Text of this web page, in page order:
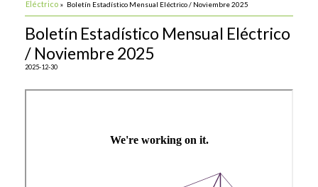
Eléctrico » Boletín Estadístico Mensual Eléctrico / Noviembre 2025
Boletín Estadístico Mensual Eléctrico
/ Noviembre 2025
2025-12-30